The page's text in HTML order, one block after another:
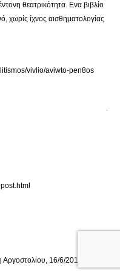
θεατρικότητα. Ενα βιβλίο
χωρίς ίχνος αισθηματολογίας
vivlio/aviwto-pen8os
.
Αργοστολίου, 16/6/2017